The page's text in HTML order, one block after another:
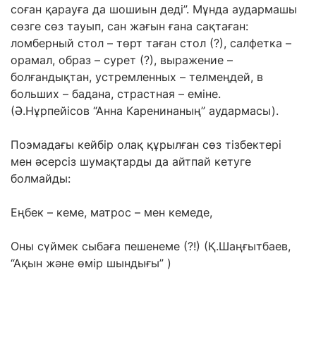
соған қарауға да шошиын деді”. Мұнда аудармашы
сөзге сөз тауып, сан жағын ғана сақтаған:
ломберный стол – төрт таған стол (?), салфетка –
орамал, образ – сурет (?), выражение –
болғандықтан, устремленных – телмеңдей, в
больших – бадана, страстная – еміне.
(Ә.Нұрпейісов “Анна Каренинаның” аудармасы).
Поэмадағы кейбір олақ құрылған сөз тізбектері
мен әсерсіз шумақтарды да айтпай кетуге
болмайды:
Еңбек – кеме, матрос – мен кемеде,
Оны сүймек сыбаға пешенеме (?!) (Қ.Шаңғытбаев,
“Ақын және өмір шындығы” )